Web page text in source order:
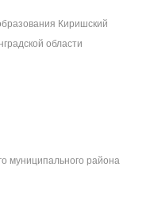
Киришский
области
муниципального района